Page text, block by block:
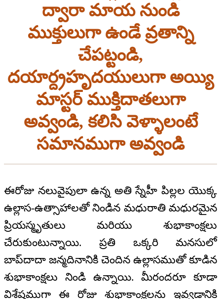
ద్వారా మాయ నుండి
ముక్తులుగా ఉండే వ్రతాన్ని
చేపట్టండి,
దయార్ద్రహృదయులుగా అయ్యి
మాస్టర్ ముక్తిదాతలుగా
అవ్వండి, కలిసి వెళ్ళాలంటే
సమానముగా అవ్వండి
ఈరోజు నలువైపులా ఉన్న అతి స్నేహీ పిల్లల యొక్క
ఉల్లాస-ఉత్సాహాలతో నిండిన మధురాతి మధురమైన
ప్రియస్మృతులు మరియు శుభాకాంక్షలు
చేరుకుంటున్నాయి. ప్రతి ఒక్కరి మనసులో
బాప్‌దాదా జన్మదినానికి చెందిన ఉల్లాసముతో కూడిన
శుభాకాంక్షలు నిండి ఉన్నాయి. మీరందరూ కూడా
విశేషముగా ఈ రోజు శుభాకాంక్షలను ఇవ్వడానికి